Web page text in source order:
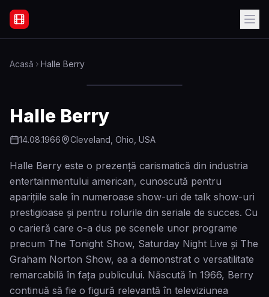
Filme Online Subtitrate - Acasă
Acasă Halle Berry
Halle Berry
14.08.1966 Cleveland, Ohio, USA
Halle Berry este o prezență carismatică din industria
entertainmentului american, cunoscută pentru
aparițiile sale în numeroase show-uri de talk show-uri
prestigioase și pentru rolurile din seriale de succes. Cu
o carieră care o-a dus pe scenele unor programe
precum The Tonight Show, Saturday Night Live și The
Graham Norton Show, ea a demonstrat o versatilitate
remarcabilă în fața publicului. Născută în 1966, Berry
continuă să fie o figură relevantă în televiziunea